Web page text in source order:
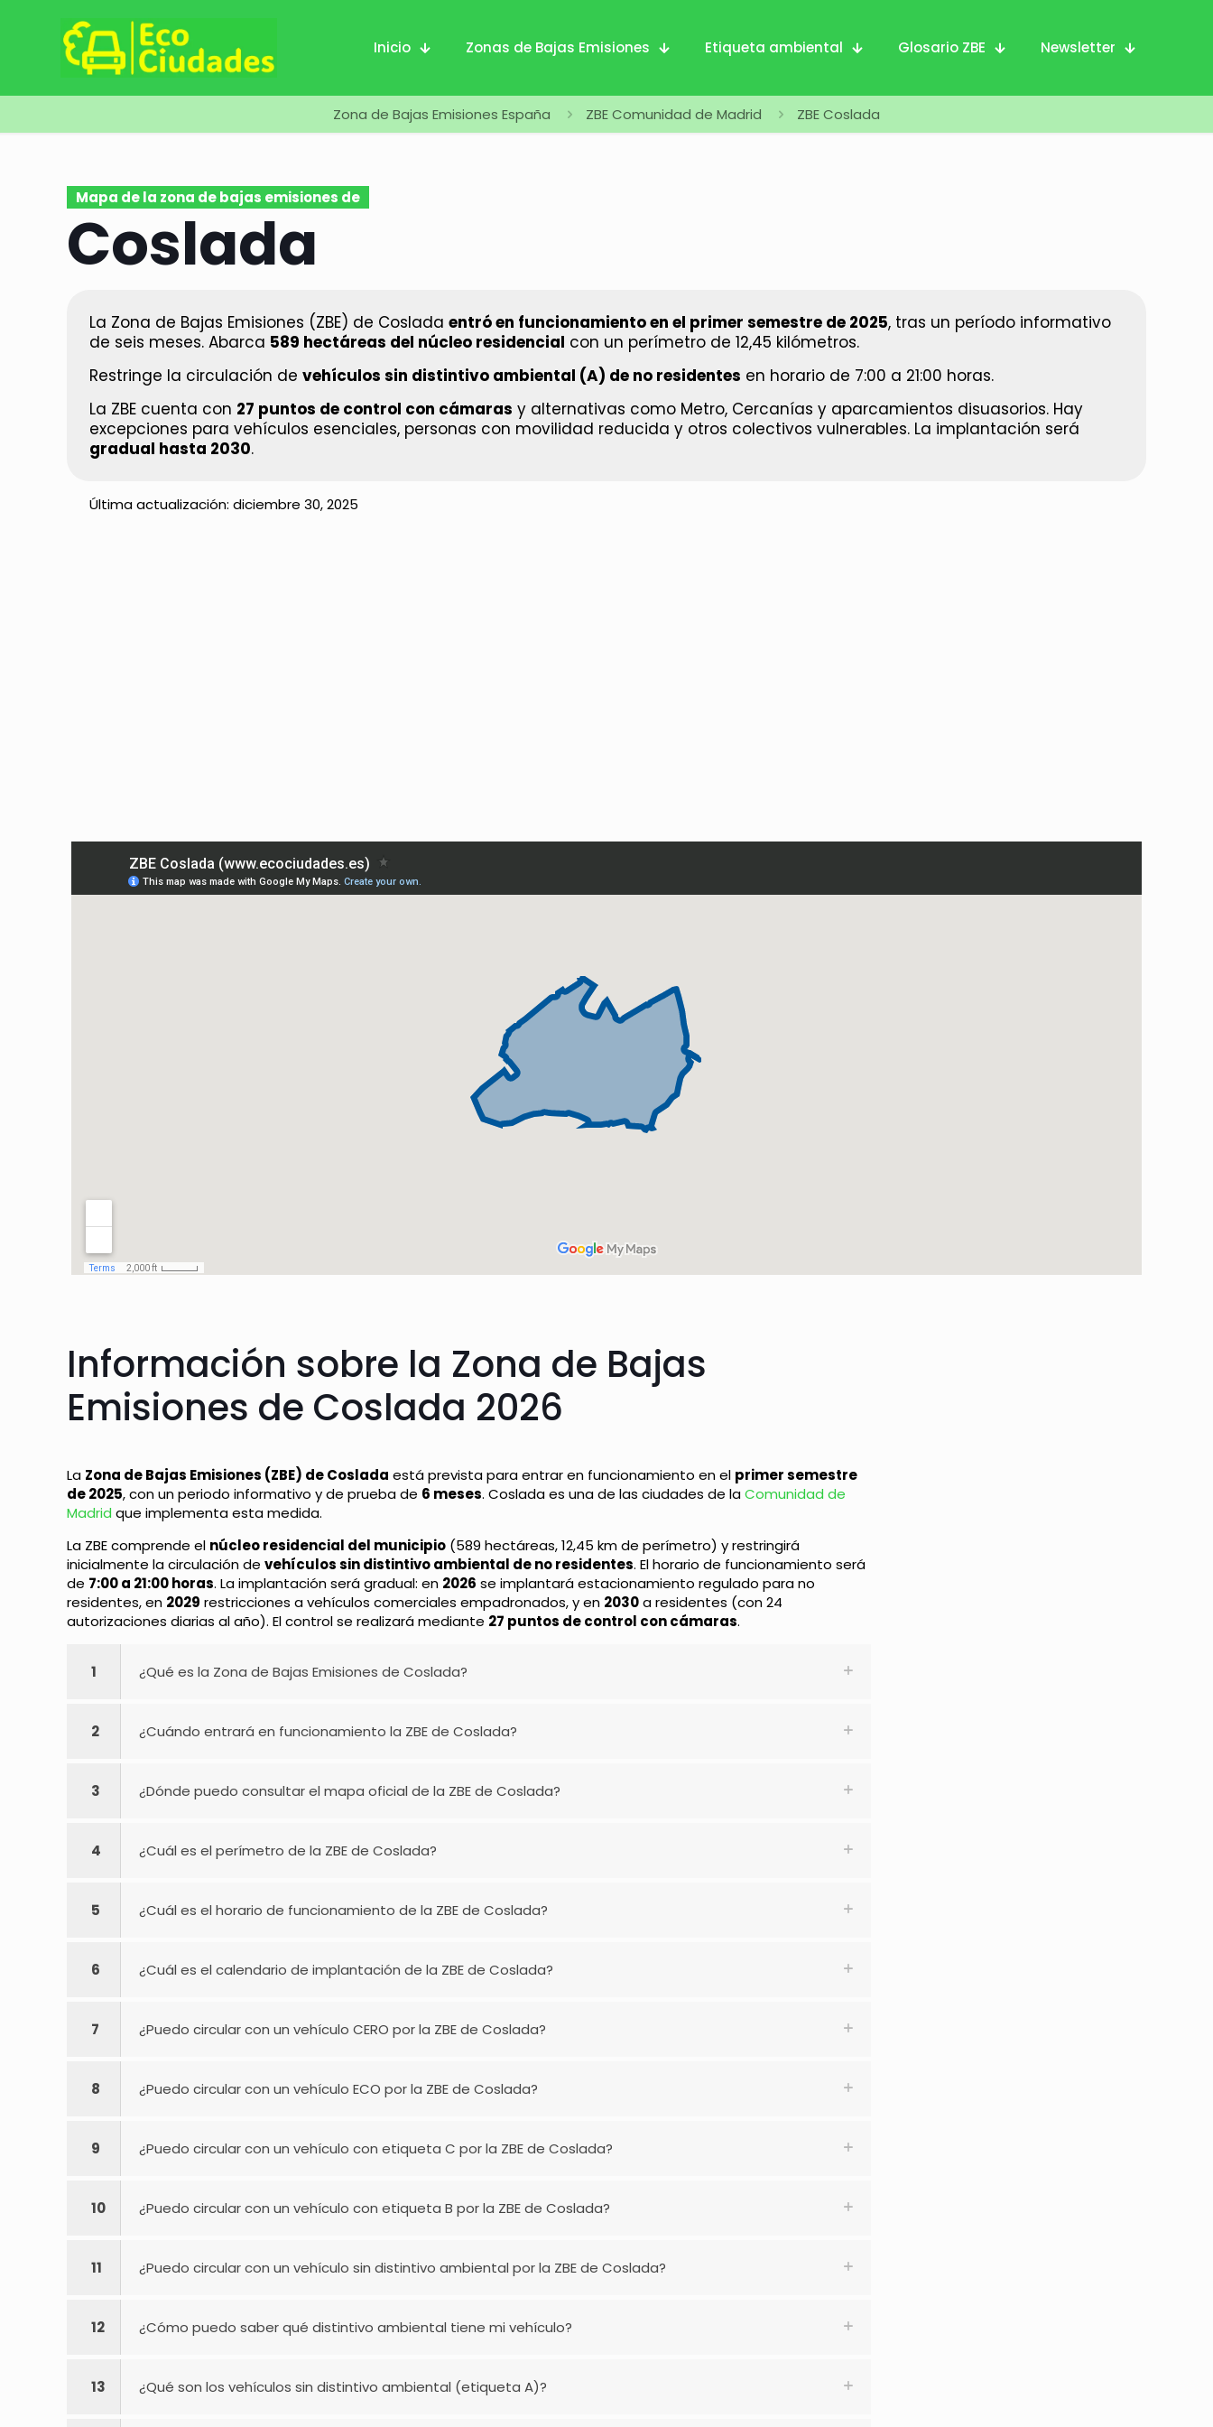
Inicio Zonas de Bajas Emisiones Etiqueta ambiental Glosario ZBE Newsletter
Zona de Bajas Emisiones España ZBE Comunidad de Madrid ZBE Coslada
Mapa de la zona de bajas emisiones de
Coslada
La Zona de Bajas Emisiones (ZBE) de Coslada entró en funcionamiento en el primer semestre de 2025, tras un período informativo
de seis meses. Abarca 589 hectáreas del núcleo residencial con un perímetro de 12,45 kilómetros.
Restringe la circulación de vehículos sin distintivo ambiental (A) de no residentes en horario de 7:00 a 21:00 horas.
La ZBE cuenta con 27 puntos de control con cámaras y alternativas como Metro, Cercanías y aparcamientos disuasorios. Hay
excepciones para vehículos esenciales, personas con movilidad reducida y otros colectivos vulnerables. La implantación será
gradual hasta 2030.
Última actualización: diciembre 30, 2025
Información sobre la Zona de Bajas
Emisiones de Coslada 2026
La Zona de Bajas Emisiones (ZBE) de Coslada está prevista para entrar en funcionamiento en el primer semestre
de 2025, con un periodo informativo y de prueba de 6 meses. Coslada es una de las ciudades de laComunidad de
Madrid que implementa esta medida.
La ZBE comprende el núcleo residencial del municipio (589 hectáreas, 12,45 km de perímetro) y restringirá
inicialmente la circulación de vehículos sin distintivo ambiental de no residentes. El horario de funcionamiento será
de 7:00 a 21:00 horas. La implantación será gradual: en 2026 se implantará estacionamiento regulado para no
residentes, en 2029 restricciones a vehículos comerciales empadronados, y en 2030a residentes (con 24
autorizaciones diarias al año). El control se realizará mediante 27 puntos de control con cámaras.
1 ¿Qué es la Zona de Bajas Emisiones de Coslada?
2 ¿Cuándo entrará en funcionamiento la ZBE de Coslada?
3 ¿Dónde puedo consultar el mapa oficial de la ZBE de Coslada?
4 ¿Cuál es el perímetro de la ZBE de Coslada?
5 ¿Cuál es el horario de funcionamiento de la ZBE de Coslada?
6 ¿Cuál es el calendario de implantación de la ZBE de Coslada?
7 ¿Puedo circular con un vehículo CERO por la ZBE de Coslada?
8 ¿Puedo circular con un vehículo ECO por la ZBE de Coslada?
9 ¿Puedo circular con un vehículo con etiqueta C por la ZBE de Coslada?
10 ¿Puedo circular con un vehículo con etiqueta B por la ZBE de Coslada?
11 ¿Puedo circular con un vehículo sin distintivo ambiental por la ZBE de Coslada?
12 ¿Cómo puedo saber qué distintivo ambiental tiene mi vehículo?
13 ¿Qué son los vehículos sin distintivo ambiental (etiqueta A)?